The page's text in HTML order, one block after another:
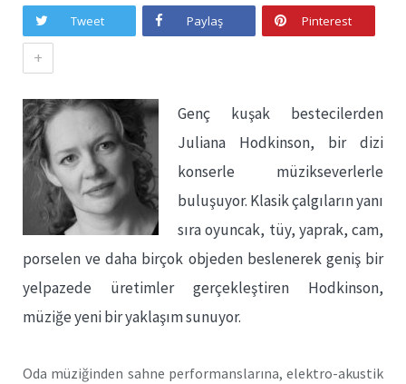
Tweet Paylaş Pinterest
+
Genç kuşak bestecilerden
Juliana Hodkinson, bir dizi
konserle müzikseverlerle
buluşuyor. Klasik çalgıların yanı
sıra oyuncak, tüy, yaprak, cam,
porselen ve daha birçok objeden beslenerek geniş bir
yelpazede üretimler gerçekleştiren Hodkinson,
müziğe yeni bir yaklaşım sunuyor.
Oda müziğinden sahne performanslarına, elektro-akustik